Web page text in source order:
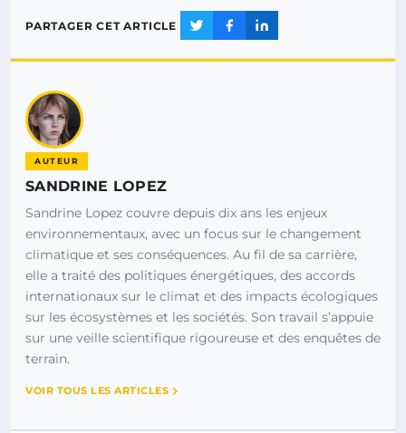
PARTAGER CET ARTICLE
AUTEUR
SANDRINE LOPEZ
Sandrine Lopez couvre depuis dix ans les enjeux
environnementaux, avec un focus sur le changement
climatique et ses conséquences. Au fil de sa carrière,
elle a traité des politiques énergétiques, des accords
internationaux sur le climat et des impacts écologiques
sur les écosystèmes et les sociétés. Son travail s’appuie
sur une veille scientifique rigoureuse et des enquêtes de
terrain.
VOIR TOUS LES ARTICLES